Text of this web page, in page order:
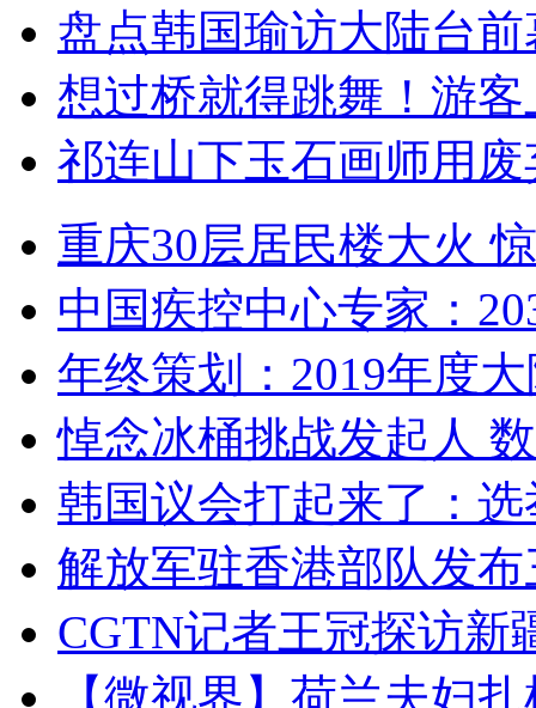
盘点韩国瑜访大陆台
想过桥就得跳舞！游客
祁连山下玉石画师用
重庆30层居民楼大火
中国疾控中心专家：
年终策划：2019年度
悼念冰桶挑战发起人
韩国议会打起来了：
解放军驻香港部队发
CGTN记者王冠探访新
【微视界】荷兰夫妇